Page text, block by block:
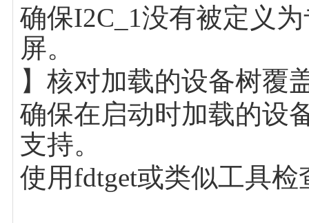
确保I2C_1没有被定义
屏。
】核对加载的设备树覆
确保在启动时加载的设
支持。
使用fdtget或类似工具